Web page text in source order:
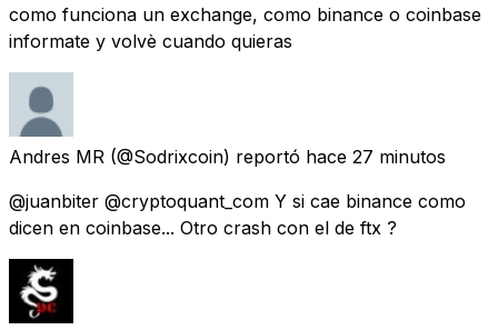
como funciona un exchange, como binance o coinbase
informate y volvè cuando quieras
Andres MR (@Sodrixcoin) reportó hace 27 minutos
@juanbiter @cryptoquant_com Y si cae binance como
dicen en coinbase... Otro crash con el de ftx ?